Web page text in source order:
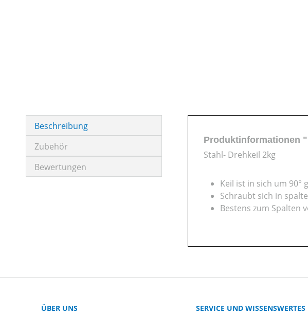
Beschreibung
Zubehör
Bewertungen
Produktinformationen
Stahl- Drehkeil 2kg
Keil ist in sich um 90°
Schraubt sich in
Bestens zum Spalten
ÜBER UNS
SERVICE UND WISSENSWERTES